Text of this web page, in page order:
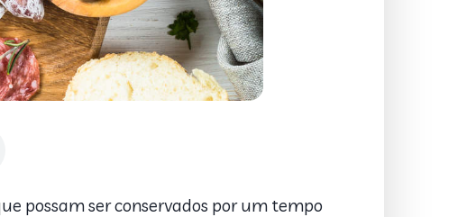
possam ser conservados por um tempo